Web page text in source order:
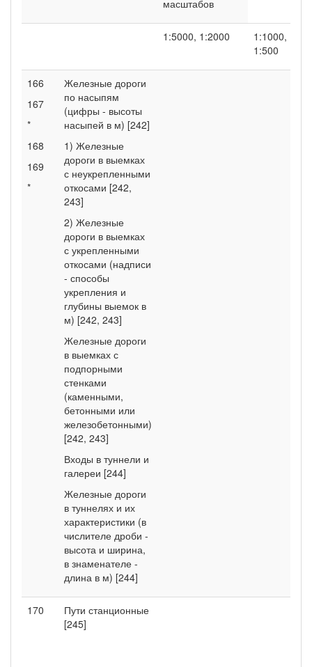
масштабов
1:5000, 1:2000
1:1000,
1:500
166
167
*
168
169
*
Железные дороги
по насыпям
(цифры - высоты
насыпей в м) [242]
1) Железные
дороги в выемках
с неукрепленными
откосами [242,
243]
2) Железные
дороги в выемках
с укрепленными
откосами (надписи
- способы
укрепления и
глубины выемок в
м) [242, 243]
Железные дороги
в выемках с
подпорными
стенками
(каменными,
бетонными или
железобетонными)
[242, 243]
Входы в туннели и
галереи [244]
Железные дороги
в туннелях и их
характеристики (в
числителе дроби -
высота и ширина,
в знаменателе -
длина в м) [244]
170
Пути станционные
[245]